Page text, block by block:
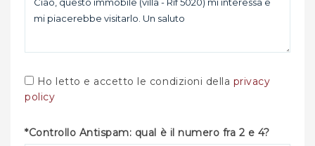
Ho letto e accetto le condizioni della privacy
policy
*Controllo Antispam: qual è il numero fra 2 e 4?